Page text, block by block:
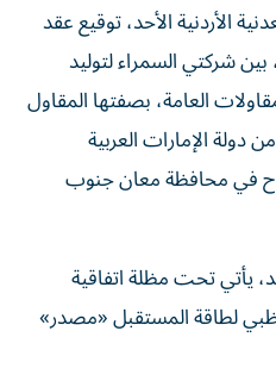
الأردنية الأحد، توقيع عقد
شركتي السمراء لتوليد
العامة، بصفتها المقاول
دولة الإمارات العربية
في محافظة معان جنوب
يأتي تحت مظلة اتفاقية
لطاقة المستقبل «مصدر»